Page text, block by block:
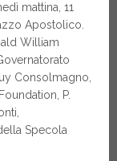
mattina, 11
Apostolico.
William
Consolmagno,
P.
Specola